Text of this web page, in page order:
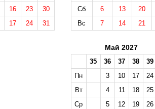
16 23
30
17 24 31
Сб
6 13
20
Вс
7 14 21
Май 2027
35 36 37 38
39
Пн
3 10 17
24
Вт
4 11 18
25
Ср
5 12 19
26